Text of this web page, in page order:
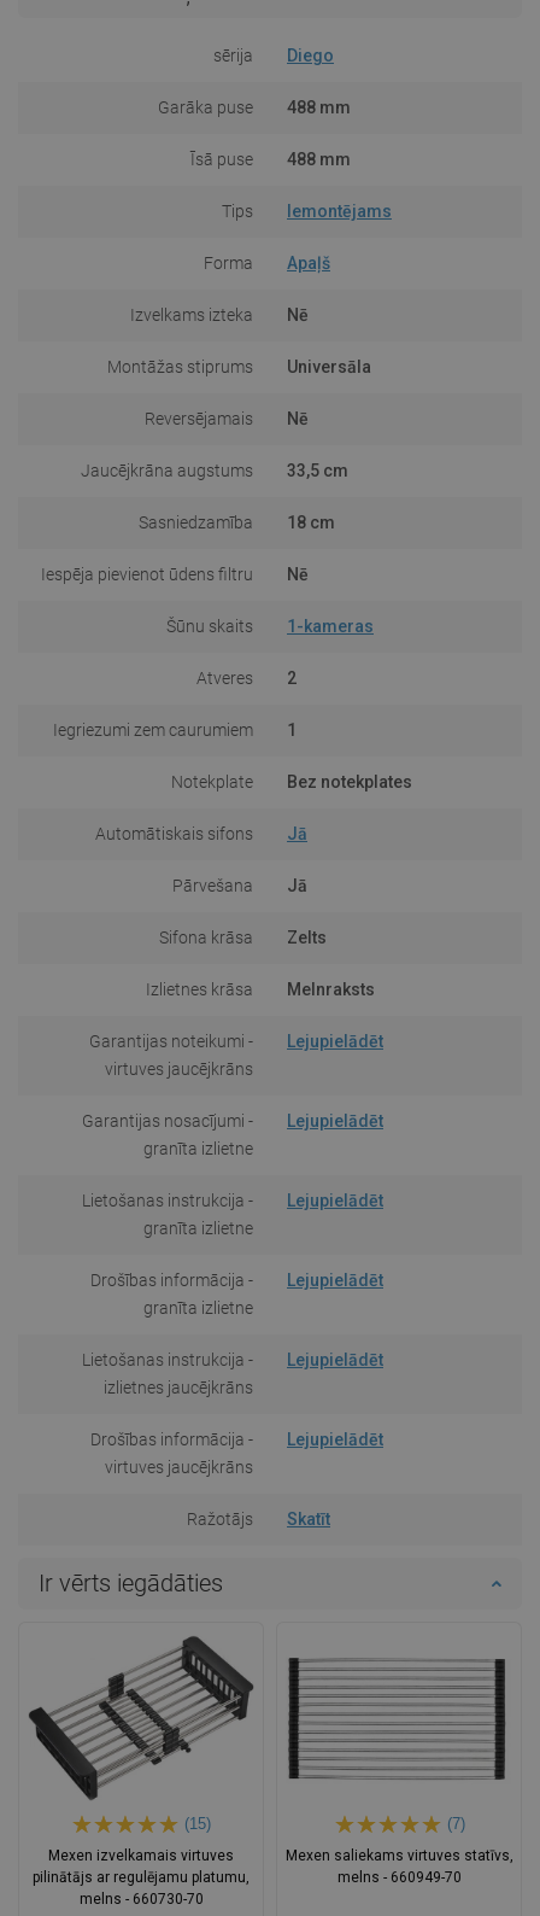
sērija Diego
Garāka puse 488 mm
Īsā puse 488 mm
Tips Iemontējams
Forma Apaļš
Izvelkams izteka Nē
Montāžas stiprums Universāla
Reversējamais Nē
Jaucējkrāna augstums 33,5 cm
Sasniedzamība 18 cm
Iespēja pievienot ūdens filtru Nē
Šūnu skaits 1-kameras
Atveres 2
Iegriezumi zem caurumiem 1
Notekplate Bez notekplates
Automātiskais sifons Jā
Pārvešana Jā
Sifona krāsa Zelts
Izlietnes krāsa Melnraksts
Garantijas noteikumi -
virtuves jaucējkrāns
Lejupielādēt
Garantijas nosacījumi -
granīta izlietne
Lejupielādēt
Lietošanas instrukcija -
granīta izlietne
Lejupielādēt
Drošības informācija -
granīta izlietne
Lejupielādēt
Lietošanas instrukcija -
izlietnes jaucējkrāns
Lejupielādēt
Drošības informācija -
virtuves jaucējkrāns
Lejupielādēt
Ražotājs Skatīt
Ir vērts iegādāties
(15)
Mexen izvelkamais virtuves
pilinātājs ar regulējamu platumu,
melns - 660730-70
(7)
Mexen saliekams virtuves statīvs,
melns - 660949-70